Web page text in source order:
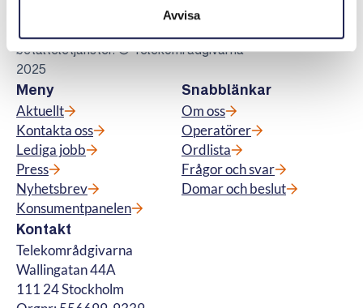
Avvisa
abonnemang för tv, telefoni, bredband samt
betalteletjänster. © Telekområdgivarna
2025
Meny
Aktuellt
Kontakta oss
Lediga jobb
Press
Nyhetsbrev
Konsumentpanelen
Snabblänkar
Om oss
Operatörer
Ordlista
Frågor och svar
Domar och beslut
Kontakt
Telekområdgivarna
Wallingatan 44A
111 24 Stockholm